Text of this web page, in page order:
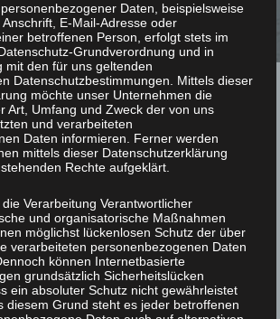
Daten, beispielsweise
E-Mail-Adresse oder
betroffenen Person, erfolgt stets im
Grundverordnung und in
mit den für uns geltenden
Datenschutzbestimmungen. Mittels dieser
möchte unser Unternehmen die
Art, Umfang und Zweck der von uns
und verarbeiteten
Daten informieren. Ferner werden
mittels dieser Datenschutzerklärung
Rechte aufgeklärt.
Verarbeitung Verantwortlicher
und organisatorische Maßnahmen
möglichst lückenlosen Schutz der über
verarbeiteten personenbezogenen Daten
können Internetbasierte
grundsätzlich Sicherheitslücken
ein absoluter Schutz nicht gewährleistet
diesem Grund steht es jeder betroffenen